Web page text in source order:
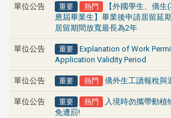
單位公告 重要 熱門
【外國學生、僑生
應屆畢業生】畢業後申請居留延
居留期間放寬最長為2年
單位公告 重要
Explanation of Work
Application Validity Period
單位公告 重要 熱門 僑外生工讀報稅與
單位公告 重要 熱門
入境時勿攜帶動植
免遭罰!